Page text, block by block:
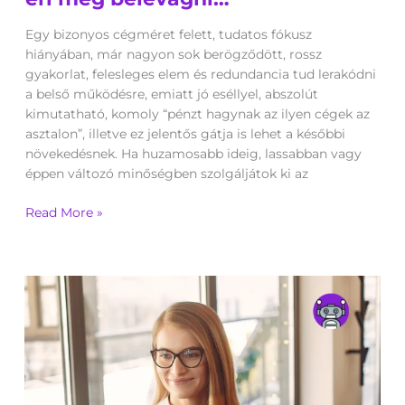
Egy bizonyos cégméret felett, tudatos fókusz
hiányában, már nagyon sok berögződött, rossz
gyakorlat, felesleges elem és redundancia tud lerakódni
a belső működésre, emiatt jó eséllyel, abszolút
kimutatható, komoly “pénzt hagynak az ilyen cégek az
asztalon”, illetve ez jelentős gátja is lehet a későbbi
növekedésnek. Ha huzamosabb ideig, lassabban vagy
éppen változó minőségben szolgáljátok ki az
éri
meg
belevágni…
Read More »